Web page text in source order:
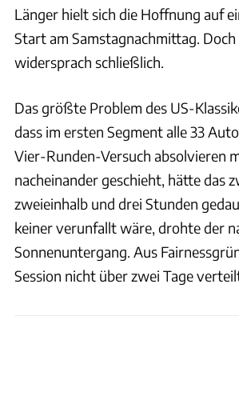
Länger hielt sich die Hoffnung auf
Start am Samstagnachmittag.
widersprach schließlich.
Das größte Problem des US-
dass im ersten Segment alle 33
Vier-Runden-Versuch absolvieren
nacheinander geschieht, hätte das
zweieinhalb und drei Stunden
keiner verunfallt wäre, drohte der
Sonnenuntergang. Aus
Session nicht über zwei Tage